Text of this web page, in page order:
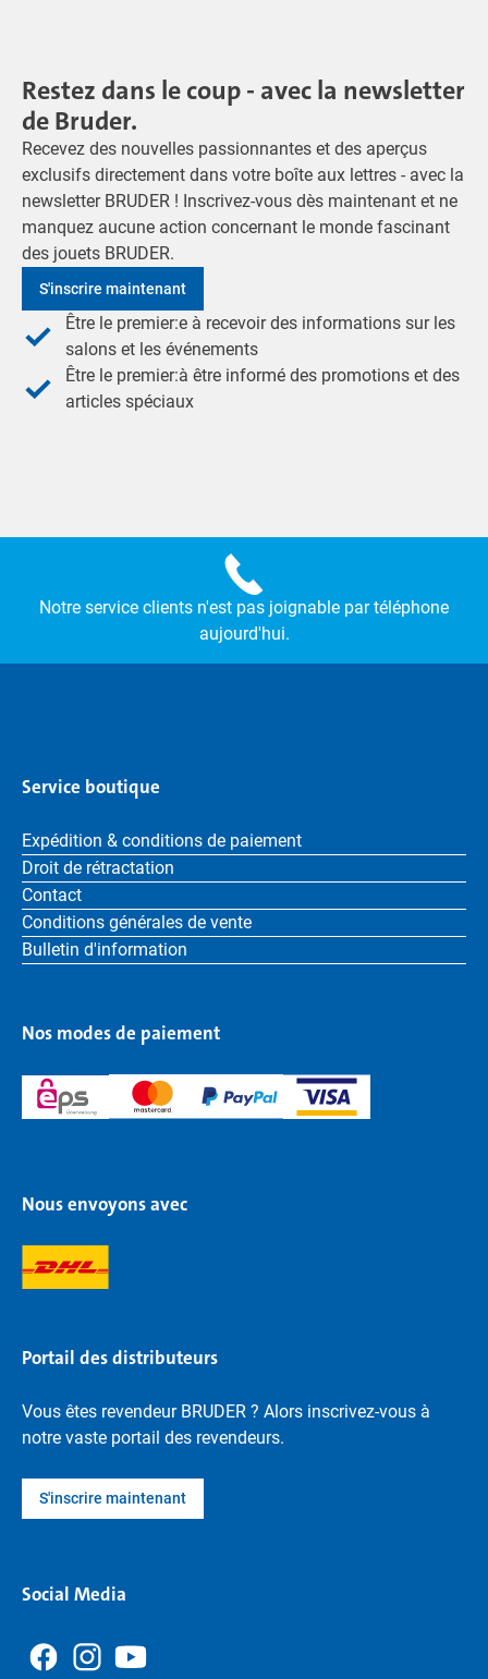
Restez dans le coup - avec la newsletter
de Bruder.
Recevez des nouvelles passionnantes et des aperçus
exclusifs directement dans votre boîte aux lettres - avec la
newsletter BRUDER ! Inscrivez-vous dès maintenant et ne
manquez aucune action concernant le monde fascinant
des jouets BRUDER.
S'inscrire maintenant
Être le premier:e à recevoir des informations sur les
salons et les événements
Être le premier:à être informé des promotions et des
articles spéciaux
Notre service clients n'est pas joignable par téléphone
aujourd'hui.
Service boutique
Expédition & conditions de paiement
Droit de rétractation
Contact
Conditions générales de vente
Bulletin d'information
Nos modes de paiement
Nous envoyons avec
Portail des distributeurs
Vous êtes revendeur BRUDER ? Alors inscrivez-vous à
notre vaste portail des revendeurs.
S'inscrire maintenant
Social Media